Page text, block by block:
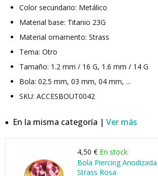
Color secundario: Metálico
Material base: Titanio 23G
Material ornamento: Strass
Tema: Otro
Tamaño: 1.2 mm / 16 G, 1.6 mm / 14 G
Bola: 02.5 mm, 03 mm, 04 mm, ...
SKU: ACCESBOUT0042
En la misma categoría | Ver más
4,50 € En stock
Bola Piercing
Strass Rosa